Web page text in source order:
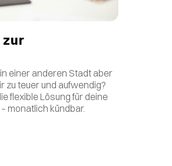
einer anderen Stadt aber
zu teuer und aufwendig?
flexible Lösung für deine
monatlich kündbar.